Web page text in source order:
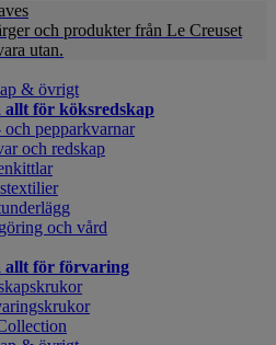
och produkter från Le Creuset
utan.
& övrigt
allt för köksredskap
och pepparkvarnar
och redskap
och vård
allt för förvaring